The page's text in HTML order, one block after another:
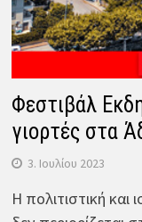
Φεστιβάλ
γιορτές στα
3. Ιουλίου 2023
Η πολιτιστική